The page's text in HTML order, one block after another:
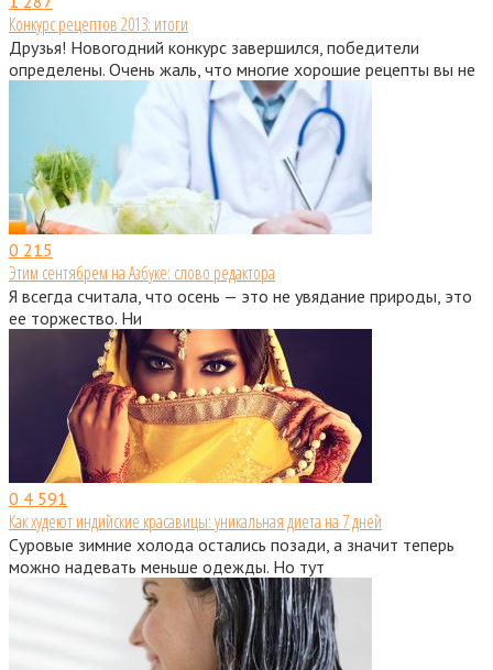
Конкурс рецептов 2013: итоги
Друзья! Новогодний конкурс завершился, победители
определены. Очень жаль, что многие хорошие рецепты вы не
0 215
Этим сентябрем на Азбуке: слово редактора
Я всегда считала, что осень — это не увядание природы, это
ее торжество. Ни
0 4 591
Как худеют индийские красавицы: уникальная диета на 7 дней
Суровые зимние холода остались позади, а значит теперь
можно надевать меньше одежды. Но тут